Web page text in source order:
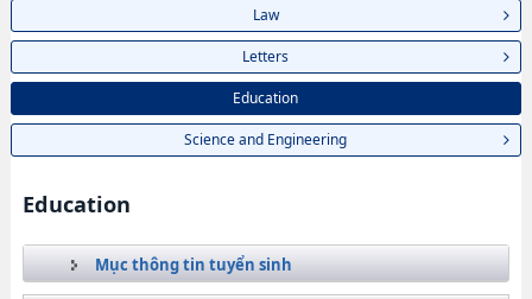
Law
Letters
Education
Science and Engineering
Education
Mục thông tin tuyển sinh